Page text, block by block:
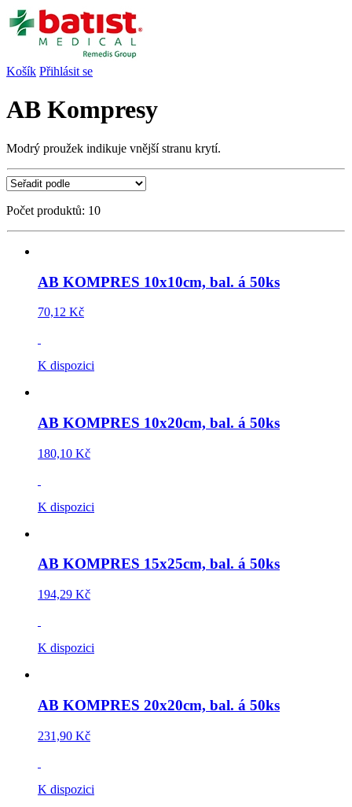
Košík Přihlásit se
AB Kompresy
Modrý proužek indikuje vnější stranu krytí.
Počet produktů: 10
AB KOMPRES 10x10cm, bal. á 50ks
70,12 Kč
K dispozici
AB KOMPRES 10x20cm, bal. á 50ks
180,10 Kč
K dispozici
AB KOMPRES 15x25cm, bal. á 50ks
194,29 Kč
K dispozici
AB KOMPRES 20x20cm, bal. á 50ks
231,90 Kč
K dispozici